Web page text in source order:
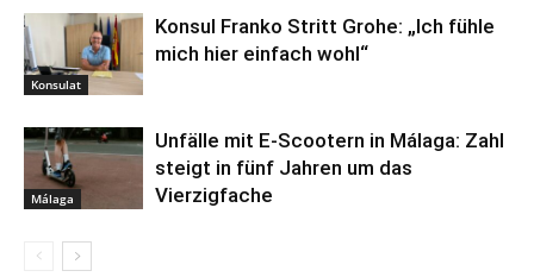
Konsulat
Konsul Franko Stritt Grohe: „Ich fühle
mich hier einfach wohl“
Málaga
Unfälle mit E-Scootern in Málaga: Zahl
steigt in fünf Jahren um das
Vierzigfache